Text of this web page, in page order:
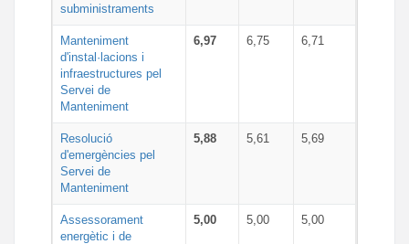
subministraments
Manteniment
d'instal·lacions i
infraestructures pel
Servei de
Manteniment
6,97 6,75 6,71
Resolució
d'emergències pel
Servei de
Manteniment
5,88 5,61 5,69
Assessorament
energètic i de
5,00 5,00 5,00